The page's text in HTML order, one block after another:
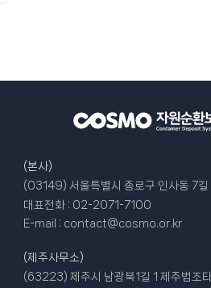
(본사)
(03149) 서울특별시 종로구 인사동 7길
대표전화 : 02-2071-7100
E-mail : contact@cosmo.or.kr
(제주사무소)
(63223) 제주시 남광북1길 1 제주법조